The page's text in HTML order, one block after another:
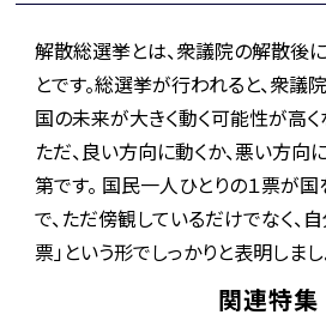
解散総選挙とは、衆議院の解散後
とです。総選挙が行われると、衆議
国の未来が大きく動く可能性が高く
ただ、良い方向に動くか、悪い方
第です。 国民一人ひとりの１票が
で、ただ傍観しているだけでなく、
票」という形でしっかりと表明しまし
関連特集